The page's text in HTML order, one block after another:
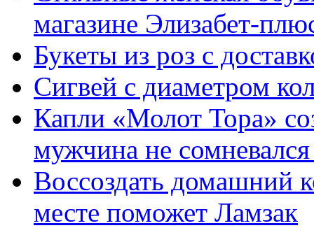
магазине Элизабет-
Букеты из роз с
Сигвей с диаметром
Капли «Молот Тора»
мужчина не
Воссоздать домашний
месте поможет Ламзак